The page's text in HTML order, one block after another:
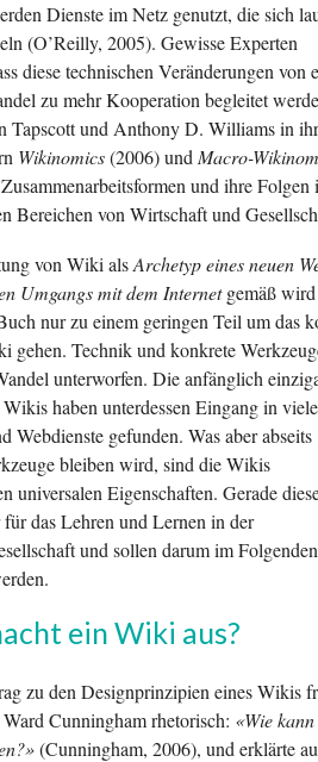
Dienste im Netz genutzt, die sich
(O’Reilly, 2005). Gewisse Experten
diese technischen Veränderungen von
zu mehr Kooperation begleitet
Tapscott und Anthony D. Williams in
Wikinomics(2006) und Macro-
und ihre Folgen
Bereichen von Wirtschaft und
von Wiki alsArchetyp eines neuen
Umgangs mit dem Internetgemäß
nur zu einem geringen Teil um das
gehen. Technik und konkrete
unterworfen. Die anfänglich
haben unterdessen Eingang in
Webdienste gefunden. Was aber abseits
bleiben wird, sind die Wikis
universalen Eigenschaften. Gerade
für das Lehren und Lernen in der
und sollen darum im Folgenden
ein Wiki aus?
zu den Designprinzipien eines Wikis
Cunningham rhetorisch: «Wie
(Cunningham, 2006), und erklärte